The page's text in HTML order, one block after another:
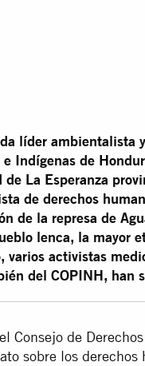
líder ambientalista
Indígenas de
La Esperanza
de derechos
de la represa de
lenca, la mayor
varios activistas
del COPINH, han
Consejo de
sobre los